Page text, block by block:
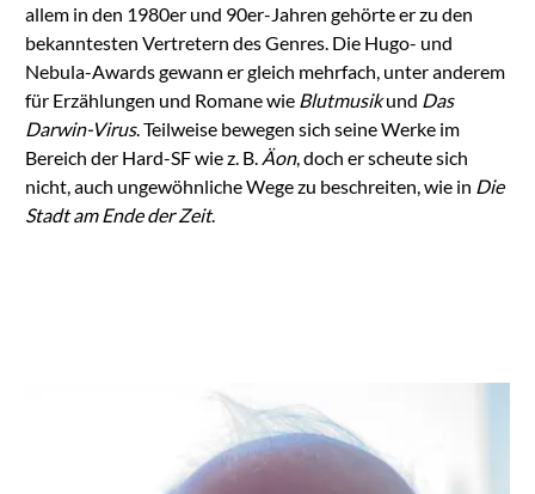
allem in den 1980er und 90er-Jahren gehörte er zu den
bekanntesten Vertretern des Genres. Die Hugo- und
Nebula-Awards gewann er gleich mehrfach, unter anderem
für Erzählungen und Romane wie Blutmusikund Das
Darwin-Virus. Teilweise bewegen sich seine Werke im
Bereich der Hard-SF wie z. B. Äon, doch er scheute sich
nicht, auch ungewöhnliche Wege zu beschreiten, wie in Die
Stadt am Ende der Zeit.